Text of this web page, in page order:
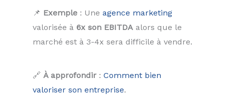
📌 Exemple : Une agence marketing
valorisée à 6x son EBITDA alors que le
marché est à 3-4x sera difficile à vendre.
🔗 À approfondir : Comment bien
valoriser son entreprise.